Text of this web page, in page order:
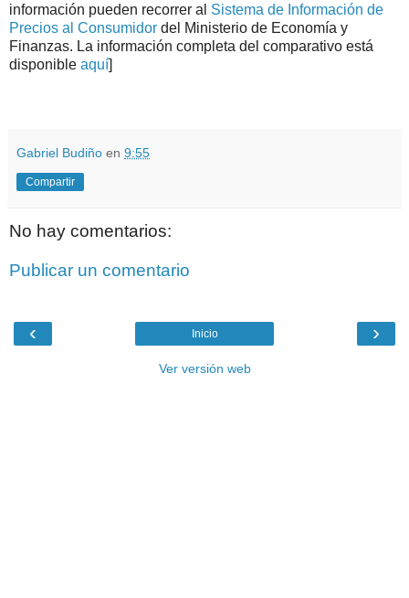
información pueden recorrer al Sistema de Información de
Precios al Consumidor del Ministerio de Economía y
Finanzas. La información completa del comparativo está
disponible aquí]
Gabriel Budiño en 9:55
Compartir
No hay comentarios:
Publicar un comentario
‹ ›
Inicio
Ver versión web